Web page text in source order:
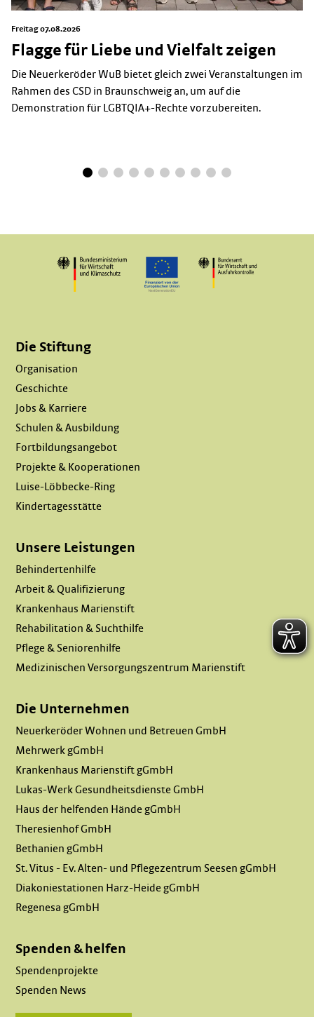
Freitag 07.08.2026
Flagge für Liebe und Vielfalt zeigen
Die Neuerkeröder WuB bietet gleich zwei Veranstaltungen im
Rahmen des CSD in Braunschweig an, um auf die
Demonstration für LGBTQIA+-Rechte vorzubereiten.
Die Stiftung
Organisation
Geschichte
Jobs & Karriere
Schulen & Ausbildung
Fortbildungsangebot
Projekte & Kooperationen
Luise-Löbbecke-Ring
Kindertagesstätte
Unsere Leistungen
Behindertenhilfe
Arbeit & Qualifizierung
Krankenhaus Marienstift
Rehabilitation & Suchthilfe
Pflege & Seniorenhilfe
Medizinischen Versorgungszentrum Marienstift
Die Unternehmen
Neuerkeröder Wohnen und Betreuen GmbH
Mehrwerk gGmbH
Krankenhaus Marienstift gGmbH
Lukas-Werk Gesundheitsdienste GmbH
Haus der helfenden Hände gGmbH
Theresienhof GmbH
Bethanien gGmbH
St. Vitus - Ev. Alten- und Pflegezentrum Seesen gGmbH
Diakoniestationen Harz-Heide gGmbH
Regenesa gGmbH
Spenden & helfen
Spendenprojekte
Spenden News